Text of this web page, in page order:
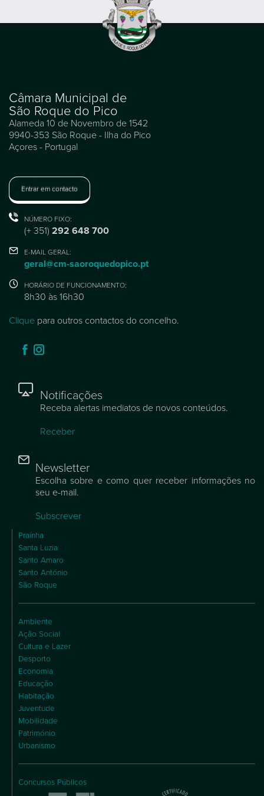
Câmara Municipal de
São Roque do Pico
Alameda 10 de Novembro de 1542
9940-353 São Roque - Ilha do Pico
Açores - Portugal
Entrar em contacto
NÚMERO FIXO:
(+ 351) 292 648 700
E-MAIL GERAL:
geral@cm-saoroquedopico.pt
HORÁRIO DE FUNCIONAMENTO:
8h30 às 16h30
Clique para outros contactos do concelho.
Notificações
Receba alertas imediatos de novos conteúdos.
Receber
Newsletter
Escolha sobre e como quer receber informações no
seu e-mail.
Subscrever
Praínha
Santa Luzia
Santo Amaro
Santo António
São Roque
Ambiente
Ação Social
Cultura e Lazer
Desporto
Economia
Educação
Habitação
Juventude
Mobilidade
Património
Urbanismo
Concursos Públicos